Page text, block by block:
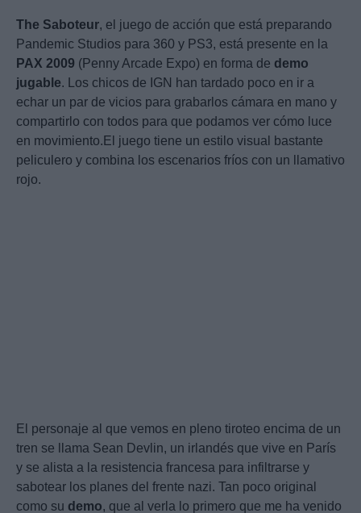
The Saboteur, el juego de acción que está preparando
Pandemic Studios para 360 y PS3, está presente en la
PAX 2009 (Penny Arcade Expo) en forma de demo
jugable. Los chicos de IGN han tardado poco en ir a
echar un par de vicios para grabarlos cámara en mano y
compartirlo con todos para que podamos ver cómo luce
en movimiento.El juego tiene un estilo visual bastante
peliculero y combina los escenarios fríos con un llamativo
rojo.
El personaje al que vemos en pleno tiroteo encima de un
tren se llama Sean Devlin, un irlandés que vive en París
y se alista a la resistencia francesa para infiltrarse y
sabotear los planes del frente nazi. Tan poco original
como su demo, que al verla lo primero que me ha venido